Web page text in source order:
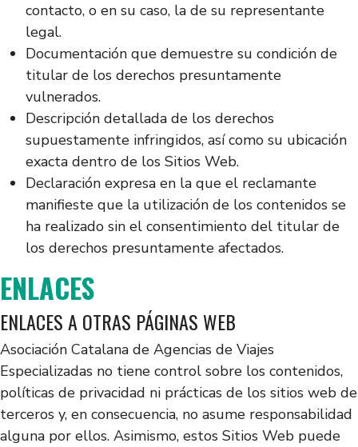
contacto, o en su caso, la de su representante
legal.
Documentación que demuestre su condición de
titular de los derechos presuntamente
vulnerados.
Descripción detallada de los derechos
supuestamente infringidos, así como su ubicación
exacta dentro de los Sitios Web.
Declaración expresa en la que el reclamante
manifieste que la utilización de los contenidos se
ha realizado sin el consentimiento del titular de
los derechos presuntamente afectados.
ENLACES
ENLACES A OTRAS PÁGINAS WEB
Asociación Catalana de Agencias de Viajes
Especializadas no tiene control sobre los contenidos,
políticas de privacidad ni prácticas de los sitios web de
terceros y, en consecuencia, no asume responsabilidad
alguna por ellos. Asimismo, estos Sitios Web puede